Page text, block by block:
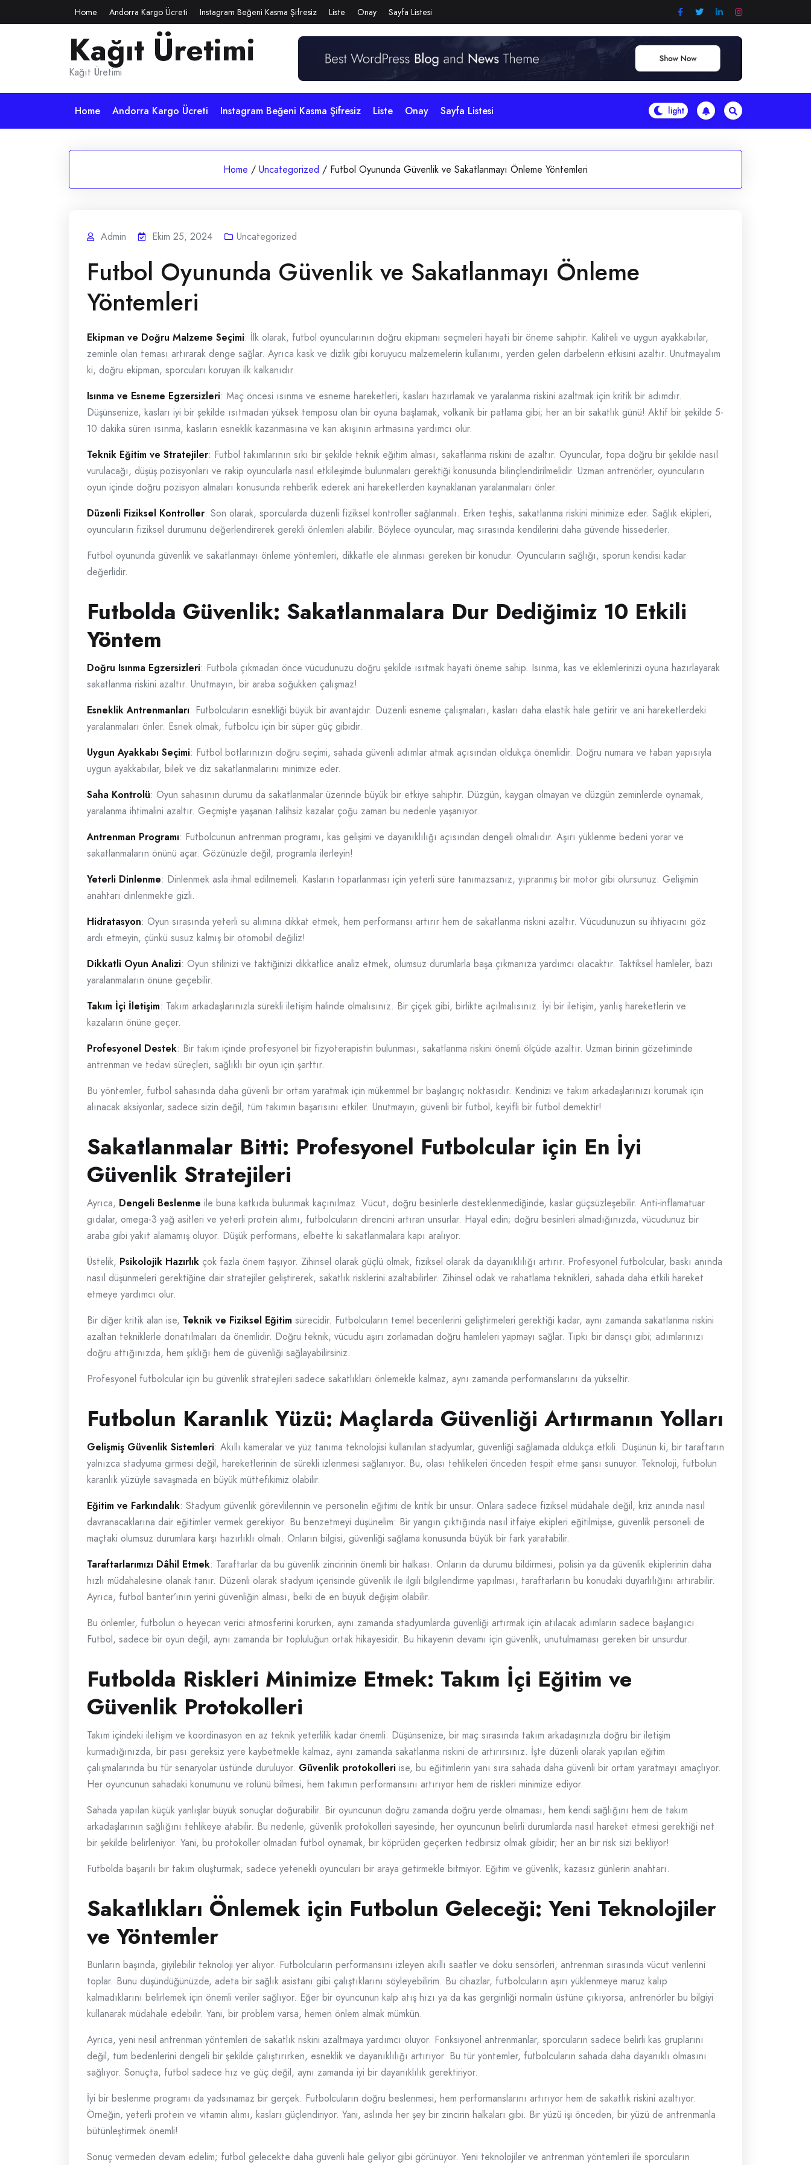
to
Home Andorra Kargo Ücreti Instagram Beğeni Kasma Şifresiz Liste Onay Sayfa Listesi
Kağıt Üretimi
Kağıt Üretimi
Home Andorra Kargo Ücreti Instagram Beğeni Kasma Şifresiz Liste Onay Sayfa Listesi
Home / Uncategorized / Futbol Oyununda Güvenlik ve Sakatlanmayı Önleme Yöntemleri
Admin Ekim 25, 2024 Uncategorized
Futbol Oyununda Güvenlik ve Sakatlanmayı Önleme
Yöntemleri
Ekipman ve Doğru Malzeme Seçimi: İlk olarak, futbol oyuncularının doğru ekipmanı seçmeleri hayati bir öneme sahiptir. Kaliteli ve uygun ayakkabılar,
zeminle olan teması artırarak denge sağlar. Ayrıca kask ve dizlik gibi koruyucu malzemelerin kullanımı, yerden gelen darbelerin etkisini azaltır. Unutmayalım
ki, doğru ekipman, sporcuları koruyan ilk kalkanıdır.
Isınma ve Esneme Egzersizleri: Maç öncesi ısınma ve esneme hareketleri, kasları hazırlamak ve yaralanma riskini azaltmak için kritik bir adımdır.
Düşünsenize, kasları iyi bir şekilde ısıtmadan yüksek temposu olan bir oyuna başlamak, volkanik bir patlama gibi; her an bir sakatlık günü! Aktif bir şekilde 5-
10 dakika süren ısınma, kasların esneklik kazanmasına ve kan akışının artmasına yardımcı olur.
Teknik Eğitim ve Stratejiler: Futbol takımlarının sıkı bir şekilde teknik eğitim alması, sakatlanma riskini de azaltır. Oyuncular, topa doğru bir şekilde nasıl
vurulacağı, düşüş pozisyonları ve rakip oyuncularla nasıl etkileşimde bulunmaları gerektiği konusunda bilinçlendirilmelidir. Uzman antrenörler, oyuncuların
oyun içinde doğru pozisyon almaları konusunda rehberlik ederek ani hareketlerden kaynaklanan yaralanmaları önler.
Düzenli Fiziksel Kontroller: Son olarak, sporcularda düzenli fiziksel kontroller sağlanmalı. Erken teşhis, sakatlanma riskini minimize eder. Sağlık ekipleri,
oyuncuların fiziksel durumunu değerlendirerek gerekli önlemleri alabilir. Böylece oyuncular, maç sırasında kendilerini daha güvende hissederler.
Futbol oyununda güvenlik ve sakatlanmayı önleme yöntemleri, dikkatle ele alınması gereken bir konudur. Oyuncuların sağlığı, sporun kendisi kadar
değerlidir.
Futbolda Güvenlik: Sakatlanmalara Dur Dediğimiz 10 Etkili
Yöntem
Doğru Isınma Egzersizleri: Futbola çıkmadan önce vücudunuzu doğru şekilde ısıtmak hayati öneme sahip. Isınma, kas ve eklemlerinizi oyuna hazırlayarak
sakatlanma riskini azaltır. Unutmayın, bir araba soğukken çalışmaz!
Esneklik Antrenmanları: Futbolcuların esnekliği büyük bir avantajdır. Düzenli esneme çalışmaları, kasları daha elastik hale getirir ve ani hareketlerdeki
yaralanmaları önler. Esnek olmak, futbolcu için bir süper güç gibidir.
Uygun Ayakkabı Seçimi: Futbol botlarınızın doğru seçimi, sahada güvenli adımlar atmak açısından oldukça önemlidir. Doğru numara ve taban yapısıyla
uygun ayakkabılar, bilek ve diz sakatlanmalarını minimize eder.
Saha Kontrolü: Oyun sahasının durumu da sakatlanmalar üzerinde büyük bir etkiye sahiptir. Düzgün, kaygan olmayan ve düzgün zeminlerde oynamak,
yaralanma ihtimalini azaltır. Geçmişte yaşanan talihsiz kazalar çoğu zaman bu nedenle yaşanıyor.
Antrenman Programı: Futbolcunun antrenman programı, kas gelişimi ve dayanıklılığı açısından dengeli olmalıdır. Aşırı yüklenme bedeni yorar ve
sakatlanmaların önünü açar. Gözünüzle değil, programla ilerleyin!
Yeterli Dinlenme: Dinlenmek asla ihmal edilmemeli. Kasların toparlanması için yeterli süre tanımazsanız, yıpranmış bir motor gibi olursunuz. Gelişimin
anahtarı dinlenmekte gizli.
Hidratasyon: Oyun sırasında yeterli su alımına dikkat etmek, hem performansı artırır hem de sakatlanma riskini azaltır. Vücudunuzun su ihtiyacını göz
ardı etmeyin, çünkü susuz kalmış bir otomobil değiliz!
Dikkatli Oyun Analizi: Oyun stilinizi ve taktiğinizi dikkatlice analiz etmek, olumsuz durumlarla başa çıkmanıza yardımcı olacaktır. Taktiksel hamleler, bazı
yaralanmaların önüne geçebilir.
Takım İçi İletişim: Takım arkadaşlarınızla sürekli iletişim halinde olmalısınız. Bir çiçek gibi, birlikte açılmalısınız. İyi bir iletişim, yanlış hareketlerin ve
kazaların önüne geçer.
Profesyonel Destek: Bir takım içinde profesyonel bir fizyoterapistin bulunması, sakatlanma riskini önemli ölçüde azaltır. Uzman birinin gözetiminde
antrenman ve tedavi süreçleri, sağlıklı bir oyun için şarttır.
Bu yöntemler, futbol sahasında daha güvenli bir ortam yaratmak için mükemmel bir başlangıç noktasıdır. Kendinizi ve takım arkadaşlarınızı korumak için
alınacak aksiyonlar, sadece sizin değil, tüm takımın başarısını etkiler. Unutmayın, güvenli bir futbol, keyifli bir futbol demektir!
Sakatlanmalar Bitti: Profesyonel Futbolcular için En İyi
Güvenlik Stratejileri
Ayrıca, Dengeli Beslenme ile buna katkıda bulunmak kaçınılmaz. Vücut, doğru besinlerle desteklenmediğinde, kaslar güçsüzleşebilir. Anti-inflamatuar
gıdalar, omega-3 yağ asitleri ve yeterli protein alımı, futbolcuların direncini artıran unsurlar. Hayal edin; doğru besinleri almadığınızda, vücudunuz bir
araba gibi yakıt alamamış oluyor. Düşük performans, elbette ki sakatlanmalara kapı aralıyor.
Üstelik, Psikolojik Hazırlık çok fazla önem taşıyor. Zihinsel olarak güçlü olmak, fiziksel olarak da dayanıklılığı artırır. Profesyonel futbolcular, baskı anında
nasıl düşünmeleri gerektiğine dair stratejiler geliştirerek, sakatlık risklerini azaltabilirler. Zihinsel odak ve rahatlama teknikleri, sahada daha etkili hareket
etmeye yardımcı olur.
Bir diğer kritik alan ise, Teknik ve Fiziksel Eğitim sürecidir. Futbolcuların temel becerilerini geliştirmeleri gerektiği kadar, aynı zamanda sakatlanma riskini
azaltan tekniklerle donatılmaları da önemlidir. Doğru teknik, vücudu aşırı zorlamadan doğru hamleleri yapmayı sağlar. Tıpkı bir dansçı gibi; adımlarınızı
doğru attığınızda, hem şıklığı hem de güvenliği sağlayabilirsiniz.
Profesyonel futbolcular için bu güvenlik stratejileri sadece sakatlıkları önlemekle kalmaz, aynı zamanda performanslarını da yükseltir.
Futbolun Karanlık Yüzü: Maçlarda Güvenliği Artırmanın Yolları
Gelişmiş Güvenlik Sistemleri: Akıllı kameralar ve yüz tanıma teknolojisi kullanılan stadyumlar, güvenliği sağlamada oldukça etkili. Düşünün ki, bir taraftarın
yalnızca stadyuma girmesi değil, hareketlerinin de sürekli izlenmesi sağlanıyor. Bu, olası tehlikeleri önceden tespit etme şansı sunuyor. Teknoloji, futbolun
karanlık yüzüyle savaşmada en büyük müttefikimiz olabilir.
Eğitim ve Farkındalık: Stadyum güvenlik görevlilerinin ve personelin eğitimi de kritik bir unsur. Onlara sadece fiziksel müdahale değil, kriz anında nasıl
davranacaklarına dair eğitimler vermek gerekiyor. Bu benzetmeyi düşünelim: Bir yangın çıktığında nasıl itfaiye ekipleri eğitilmişse, güvenlik personeli de
maçtaki olumsuz durumlara karşı hazırlıklı olmalı. Onların bilgisi, güvenliği sağlama konusunda büyük bir fark yaratabilir.
Taraftarlarımızı Dâhil Etmek: Taraftarlar da bu güvenlik zincirinin önemli bir halkası. Onların da durumu bildirmesi, polisin ya da güvenlik ekiplerinin daha
hızlı müdahalesine olanak tanır. Düzenli olarak stadyum içerisinde güvenlik ile ilgili bilgilendirme yapılması, taraftarların bu konudaki duyarlılığını artırabilir.
Ayrıca, futbol banter’ının yerini güvenliğin alması, belki de en büyük değişim olabilir.
Bu önlemler, futbolun o heyecan verici atmosferini korurken, aynı zamanda stadyumlarda güvenliği artırmak için atılacak adımların sadece başlangıcı.
Futbol, sadece bir oyun değil; aynı zamanda bir topluluğun ortak hikayesidir. Bu hikayenin devamı için güvenlik, unutulmaması gereken bir unsurdur.
Futbolda Riskleri Minimize Etmek: Takım İçi Eğitim ve
Güvenlik Protokolleri
Takım içindeki iletişim ve koordinasyon en az teknik yeterlilik kadar önemli. Düşünsenize, bir maç sırasında takım arkadaşınızla doğru bir iletişim
kurmadığınızda, bir pası gereksiz yere kaybetmekle kalmaz, aynı zamanda sakatlanma riskini de artırırsınız. İşte düzenli olarak yapılan eğitim
çalışmalarında bu tür senaryolar üstünde duruluyor. Güvenlik protokolleri ise, bu eğitimlerin yanı sıra sahada daha güvenli bir ortam yaratmayı amaçlıyor.
Her oyuncunun sahadaki konumunu ve rolünü bilmesi, hem takımın performansını artırıyor hem de riskleri minimize ediyor.
Sahada yapılan küçük yanlışlar büyük sonuçlar doğurabilir. Bir oyuncunun doğru zamanda doğru yerde olmaması, hem kendi sağlığını hem de takım
arkadaşlarının sağlığını tehlikeye atabilir. Bu nedenle, güvenlik protokolleri sayesinde, her oyuncunun belirli durumlarda nasıl hareket etmesi gerektiği net
bir şekilde belirleniyor. Yani, bu protokoller olmadan futbol oynamak, bir köprüden geçerken tedbirsiz olmak gibidir; her an bir risk sizi bekliyor!
Futbolda başarılı bir takım oluşturmak, sadece yetenekli oyuncuları bir araya getirmekle bitmiyor. Eğitim ve güvenlik, kazasız günlerin anahtarı.
Sakatlıkları Önlemek için Futbolun Geleceği: Yeni Teknolojiler
ve Yöntemler
Bunların başında, giyilebilir teknoloji yer alıyor. Futbolcuların performansını izleyen akıllı saatler ve doku sensörleri, antrenman sırasında vücut verilerini
toplar. Bunu düşündüğünüzde, adeta bir sağlık asistanı gibi çalıştıklarını söyleyebilirim. Bu cihazlar, futbolcuların aşırı yüklenmeye maruz kalıp
kalmadıklarını belirlemek için önemli veriler sağlıyor. Eğer bir oyuncunun kalp atış hızı ya da kas gerginliği normalin üstüne çıkıyorsa, antrenörler bu bilgiyi
kullanarak müdahale edebilir. Yani, bir problem varsa, hemen önlem almak mümkün.
Ayrıca, yeni nesil antrenman yöntemleri de sakatlık riskini azaltmaya yardımcı oluyor. Fonksiyonel antrenmanlar, sporcuların sadece belirli kas gruplarını
değil, tüm bedenlerini dengeli bir şekilde çalıştırırken, esneklik ve dayanıklılığı artırıyor. Bu tür yöntemler, futbolcuların sahada daha dayanıklı olmasını
sağlıyor. Sonuçta, futbol sadece hız ve güç değil, aynı zamanda iyi bir dayanıklılık gerektiriyor.
İyi bir beslenme programı da yadsınamaz bir gerçek. Futbolcuların doğru beslenmesi, hem performanslarını artırıyor hem de sakatlık riskini azaltıyor.
Örneğin, yeterli protein ve vitamin alımı, kasları güçlendiriyor. Yani, aslında her şey bir zincirin halkaları gibi. Bir yüzü işi önceden, bir yüzü de antrenmanla
bütünleştirmek önemli!
Sonuç vermeden devam edelim; futbol gelecekte daha güvenli hale geliyor gibi görünüyor. Yeni teknolojiler ve antrenman yöntemleri ile sporcuların